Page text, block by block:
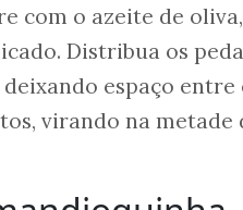
com o azeite de
Distribua os
espaço entre
virando na metade